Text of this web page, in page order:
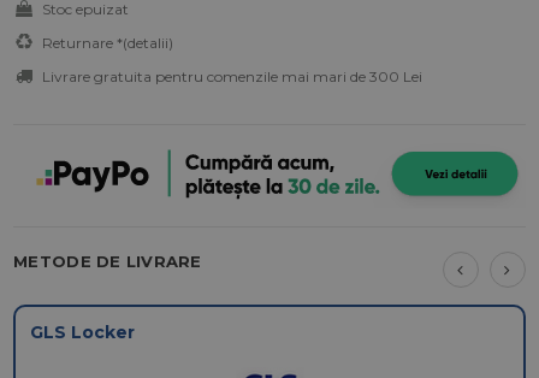
Stoc epuizat
Returnare *(detalii)
Livrare gratuita pentru comenzile mai mari de 300 Lei
METODE DE LIVRARE
GLS Locker